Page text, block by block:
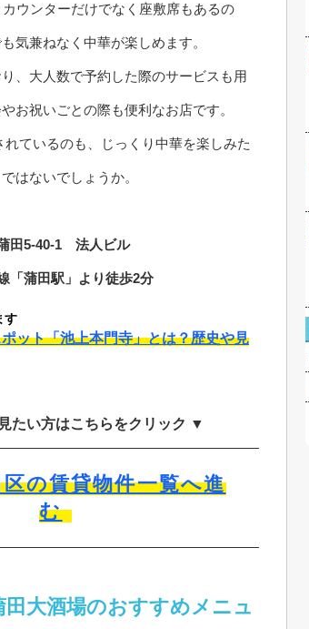
ウンターだけでなく座敷席もあるの
気兼ねなく中華が楽しめます。
、大人数で予約した際のサービスも用
お祝いごとの際も便利なお店です。
ているのも、じっくり中華を楽しみた
はないでしょうか。
田5-40-1 法人ビル
「蒲田駅」より徒歩2分
す
ット「池上本門寺」とは？歴史や見
たい方はこちらをクリック ▼
の賃貸物件一覧へ進
む
大酒場のおすすめメニュ